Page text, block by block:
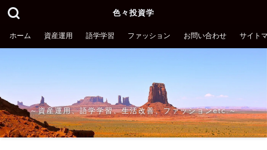
色々投資学
ホーム 資産運用 語学学習 ファッション お問い合わせ サイト
～資産運用、語学学習、生活改善、ファッションetc.～